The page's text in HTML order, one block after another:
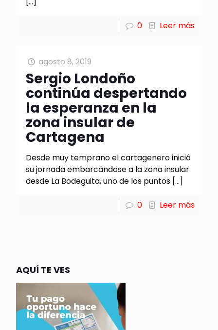
0 Leer más
agosto 8, 2019
Sergio Londoño
continúa despertando
la esperanza en la
zona insular de
Cartagena
Desde muy temprano el cartagenero inició
su jornada embarcándose a la zona insular
desde La Bodeguita, uno de los puntos […]
0 Leer más
AQUÍ TE VES